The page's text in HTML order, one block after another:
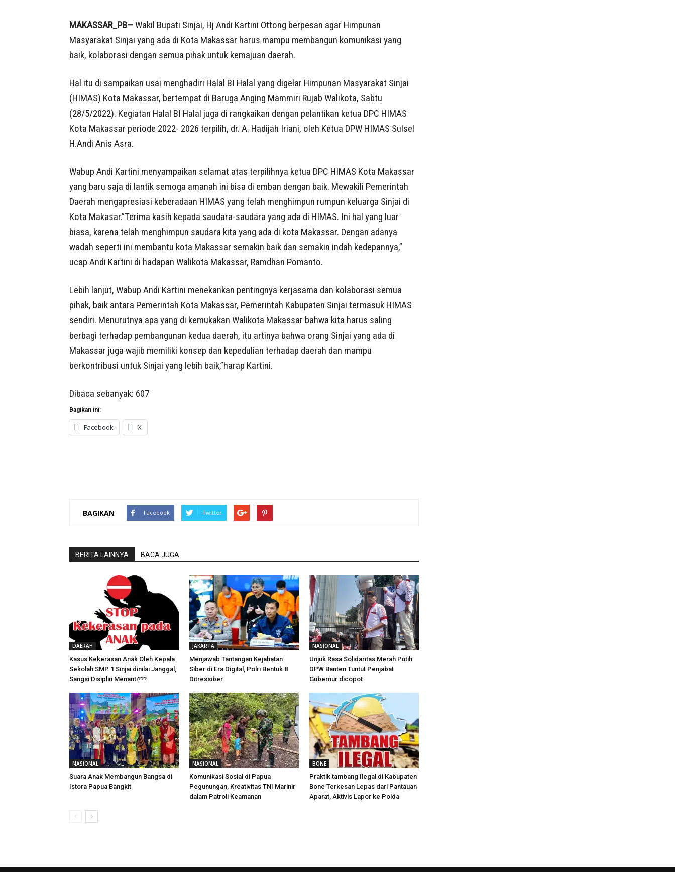
MAKASSAR_PB—Wakil Bupati Sinjai, Hj Andi Kartini Ottong berpesan agar Himpunan
Masyarakat Sinjai yang ada di Kota Makassar harus mampu membangun komunikasi yang
baik, kolaborasi dengan semua pihak untuk kemajuan daerah.
Hal itu di sampaikan usai menghadiri Halal BI Halal yang digelar Himpunan Masyarakat Sinjai
(HIMAS) Kota Makassar, bertempat di Baruga Anging Mammiri Rujab Walikota, Sabtu
(28/5/2022). Kegiatan Halal BI Halal juga di rangkaikan dengan pelantikan ketua DPC HIMAS
Kota Makassar periode 2022- 2026 terpilih, dr. A. Hadijah Iriani, oleh Ketua DPW HIMAS Sulsel
H.Andi Anis Asra.
Wabup Andi Kartini menyampaikan selamat atas terpilihnya ketua DPC HIMAS Kota Makassar
yang baru saja di lantik semoga amanah ini bisa di emban dengan baik. Mewakili Pemerintah
Daerah mengapresiasi keberadaan HIMAS yang telah menghimpun rumpun keluarga Sinjai di
Kota Makasar.”Terima kasih kepada saudara-saudara yang ada di HIMAS. Ini hal yang luar
biasa, karena telah menghimpun saudara kita yang ada di kota Makassar. Dengan adanya
wadah seperti ini membantu kota Makassar semakin baik dan semakin indah kedepannya,”
ucap Andi Kartini di hadapan Walikota Makassar, Ramdhan Pomanto.
Lebih lanjut, Wabup Andi Kartini menekankan pentingnya kerjasama dan kolaborasi semua
pihak, baik antara Pemerintah Kota Makassar, Pemerintah Kabupaten Sinjai termasuk HIMAS
sendiri. Menurutnya apa yang di kemukakan Walikota Makassar bahwa kita harus saling
berbagi terhadap pembangunan kedua daerah, itu artinya bahwa orang Sinjai yang ada di
Makassar juga wajib memiliki konsep dan kepedulian terhadap daerah dan mampu
berkontribusi untuk Sinjai yang lebih baik,”harap Kartini.
Dibaca sebanyak: 607
Bagikan ini:
Facebook X
BAGIKAN Facebook Twitter
BERITA LAINNYA BACA JUGA
DAERAH
Kasus Kekerasan Anak Oleh Kepala
Sekolah SMP 1 Sinjai dinilai Janggal,
Sangsi Disiplin Menanti???
JAKARTA
Menjawab Tantangan Kejahatan
Siber di Era Digital, Polri Bentuk 8
Ditressiber
NASIONAL
Unjuk Rasa Solidaritas Merah Putih
DPW Banten Tuntut Penjabat
Gubernur dicopot
NASIONAL
Suara Anak Membangun Bangsa di
Istora Papua Bangkit
NASIONAL
Komunikasi Sosial di Papua
Pegunungan, Kreativitas TNI Marinir
dalam Patroli Keamanan
BONE
Praktik tambang Ilegal di Kabupaten
Bone Terkesan Lepas dari Pantauan
Aparat, Aktivis Lapor ke Polda